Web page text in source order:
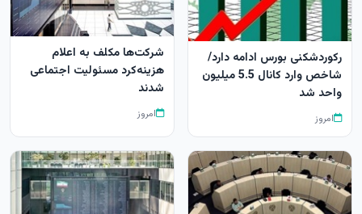
رکوردشکنی بورس ادامه دارد/
شاخص وارد کانال 5.5 میلیون
واحد شد
امروز
شرکت‌ها مکلف به اعلام
هزینه‌کرد مسئولیت اجتماعی
شدند
امروز